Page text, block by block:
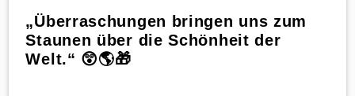
„Überraschungen bringen uns zum
Staunen über die Schönheit der
Welt.“ 😲🌎🎁